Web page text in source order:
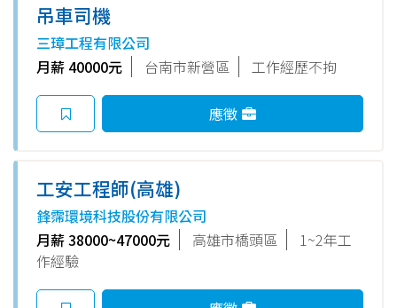
吊車司機
三璋工程有限公司
月薪 40000元
台南市新營區 工作經歷不拘
應徵
工安工程師(高雄)
鋒霈環境科技股份有限公司
月薪 38000~47000元
高雄市橋頭區
1~2年工
作經驗